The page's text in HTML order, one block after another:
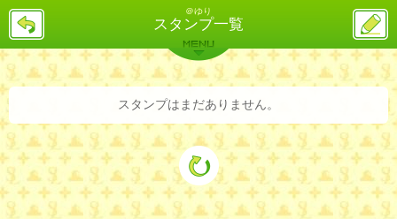
＠ゆり
スタンプ一覧
戻
ス
投
稿
バックナンバー 詳細検索 ランキング
MENU
スタンプはまだありません。